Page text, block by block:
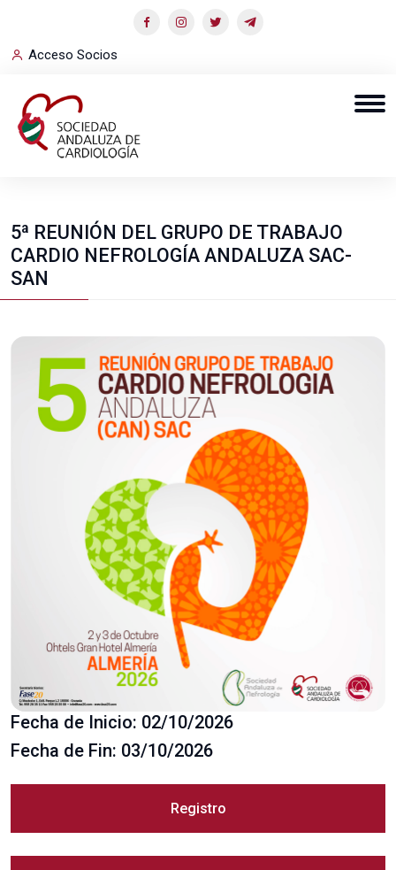
Acceso Socios
5ª REUNIÓN DEL GRUPO DE TRABAJO
CARDIO NEFROLOGÍA ANDALUZA SAC-
SAN
Fecha de Inicio: 02/10/2026
Fecha de Fin: 03/10/2026
Registro